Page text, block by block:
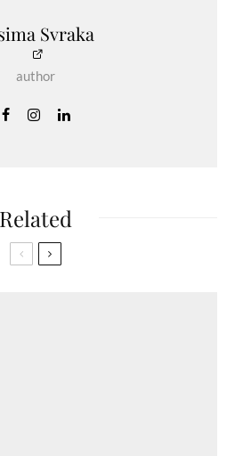
Svraka
author
Related